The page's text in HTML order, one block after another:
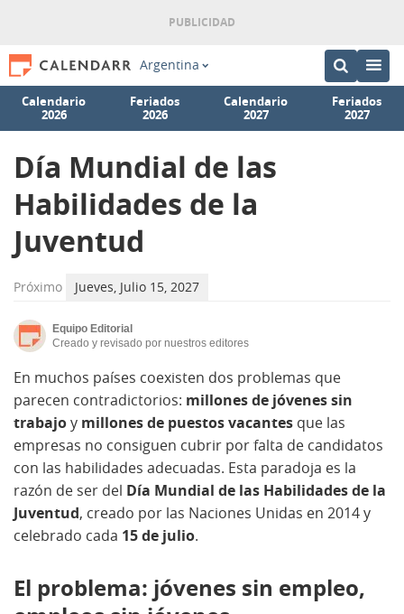
Argentina
Calendario
2026
Feriados
2026
Calendario
2027
Feriados
2027
Día Mundial de las
Habilidades de la
Juventud
Próximo Jueves, Julio 15, 2027
Equipo Editorial
Creado y revisado por nuestros editores
En muchos países coexisten dos problemas que
parecen contradictorios: millones de jóvenes sin
trabajoy millones de puestos vacantes que las
empresas no consiguen cubrir por falta de candidatos
con las habilidades adecuadas. Esta paradoja es la
razón de ser del Día Mundial de las Habilidades de la
Juventud, creado por las Naciones Unidas en 2014 y
celebrado cada 15 de julio.
El problema: jóvenes sin empleo,